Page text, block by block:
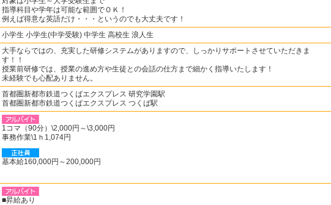
指導科目や学年は可能な範囲でＯＫ！
例えば得意な英語だけ・・・というのでも大丈夫です！
小学生 小学生(中学受験) 中学生 高校生 浪人生
大手ならではの、充実した研修システムがありますので、しっかりサポートさせていただきま
す！！
授業前研修では、授業の進め方や生徒との会話の仕方まで細かく指導いたします！
未経験でも心配ありません。
首都圏新都市鉄道つくばエクスプレス 研究学園駅
首都圏新都市鉄道つくばエクスプレス つくば駅
1コマ（90分）\2,000円～\3,000円
事務作業\1ｈ1,074円
基本給160,000円～200,000円
■昇給あり